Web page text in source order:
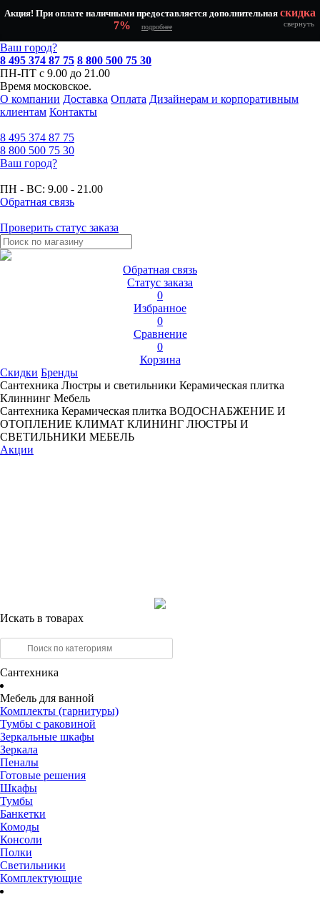
Акция! При оплате наличными предоставляется дополнительная скидка
7%
подробнее свернуть
Ваш город?
8 495 374 87 75 8 800 500 75 30
ПН-ПТ с 9.00 до 21.00
Время московское.
О компании Доставка Оплата Дизайнерам и корпоративным
клиентам Контакты
8 495 374 87 75
8 800 500 75 30
Ваш город?
ПН - ВС: 9.00 - 21.00
Обратная связь
Проверить статус заказа
Обратная связь
Статус заказа
0
Избранное
0
Сравнение
0
Корзина
Скидки Бренды
Сантехника Люстры и светильники Керамическая плитка
Клиннинг Мебель
Сантехника Керамическая плитка ВОДОСНАБЖЕНИЕ И
ОТОПЛЕНИЕ КЛИМАТ КЛИНИНГ ЛЮСТРЫ И
СВЕТИЛЬНИКИ МЕБЕЛЬ
Акции
Искать в товарах
Сантехника
Мебель для ванной
Комплекты (гарнитуры)
Тумбы с раковиной
Зеркальные шкафы
Зеркала
Пеналы
Готовые решения
Шкафы
Тумбы
Банкетки
Комоды
Консоли
Полки
Светильники
Комплектующие